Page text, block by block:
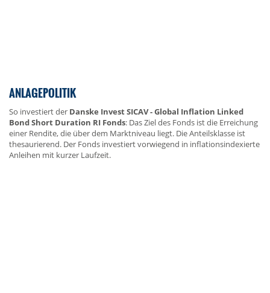
ANLAGEPOLITIK
So investiert der Danske Invest SICAV - Global Inflation Linked
Bond Short Duration RI Fonds: Das Ziel des Fonds ist die Erreichung
einer Rendite, die über dem Marktniveau liegt. Die Anteilsklasse ist
thesaurierend. Der Fonds investiert vorwiegend in inflationsindexierte
Anleihen mit kurzer Laufzeit.